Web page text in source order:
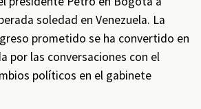
soledad en Venezuela. La
prometido se ha convertido en
por las conversaciones con el
políticos en el gabinete